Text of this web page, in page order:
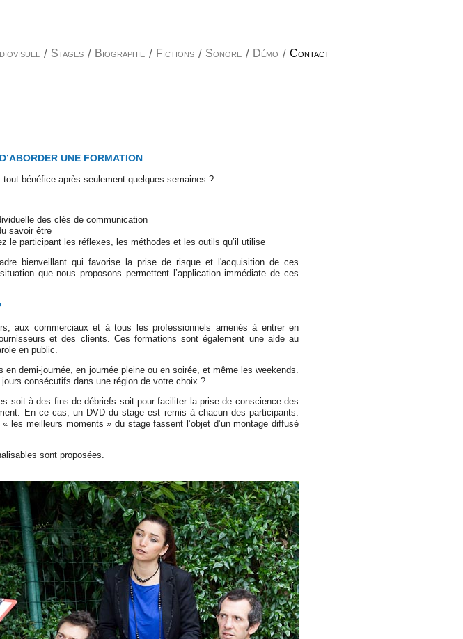
/ Stages / Biographie / Fictions / Sonore / Démo / Contact
UNE FORMATION
bénéfice après seulement quelques semaines ?
des clés de communication
savoir être
le participant les réflexes, les méthodes et les outils qu’il utilise
bienveillant qui favorise la prise de risque et l'acquisition de ces
que nous proposons permettent l’application immédiate de ces
aux commerciaux et à tous les professionnels amenés à entrer en
et des clients. Ces formations sont également une aide au
en public.
en demi-journée, en journée pleine ou en soirée, et même les weekends.
consécutifs dans une région de votre choix ?
soit à des fins de débriefs soit pour faciliter la prise de conscience des
En ce cas, un DVD du stage est remis à chacun des participants.
les meilleurs moments » du stage fassent l’objet d’un montage diffusé
sont proposées.